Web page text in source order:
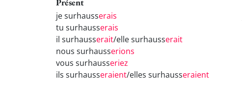
je surhausserais
tu surhausserais
il surhausserait/elle surhausserait
nous surhausserions
vous surhausseriez
ils surhausseraient/elles surhausseraient